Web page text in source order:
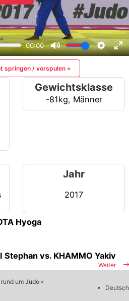
springen / vorspulen »
Gewichtsklasse
-81kg, Männer
Jahr
2017
Hyoga
Weiter
Stephan vs. KHAMMO Yakiv
um Judo «
Deutsch